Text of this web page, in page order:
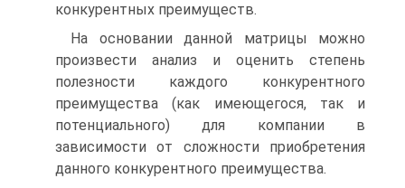
конкурентных преимуществ.
На основании данной матрицы можно
произвести анализ и оценить степень
полезности каждого конкурентного
преимущества (как имеющегося, так и
потенциального) для компании в
зависимости от сложности приобретения
данного конкурентного преимущества.